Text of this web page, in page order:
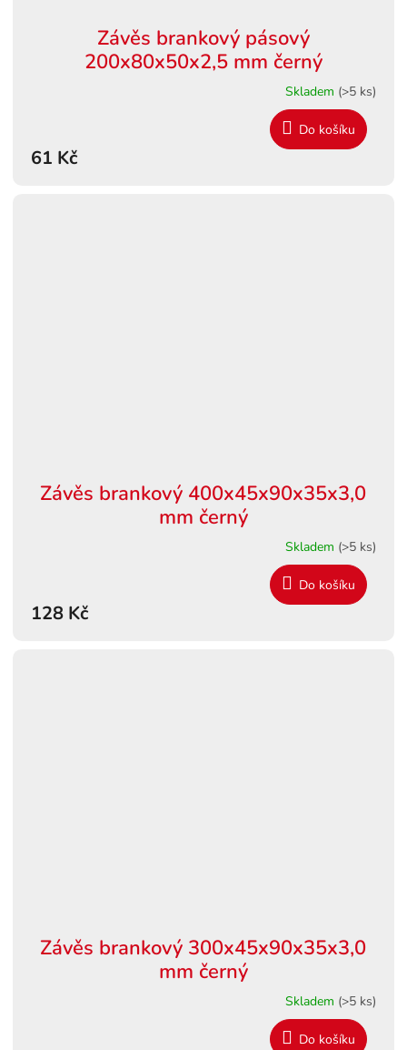
Závěs brankový pásový
200x80x50x2,5 mm černý
Skladem (>5 ks)
61 Kč
Do košíku
Závěs brankový 400x45x90x35x3,0
mm černý
Skladem (>5 ks)
128 Kč
Do košíku
Závěs brankový 300x45x90x35x3,0
mm černý
Skladem (>5 ks)
Do košíku